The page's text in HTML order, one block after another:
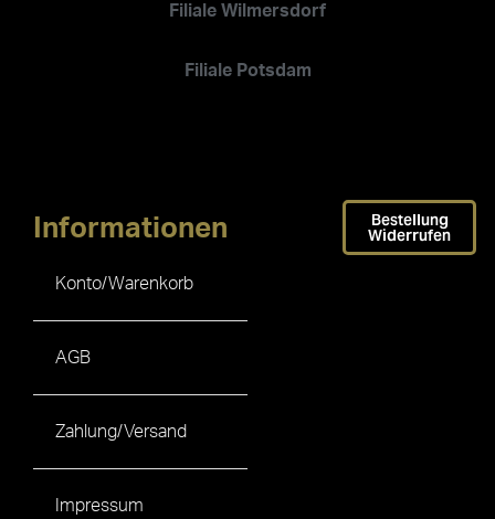
Filiale Wilmersdorf
Filiale Potsdam
Informationen
Konto/Warenkorb
AGB
Zahlung/Versand
Impressum
Bestellung
Widerrufen